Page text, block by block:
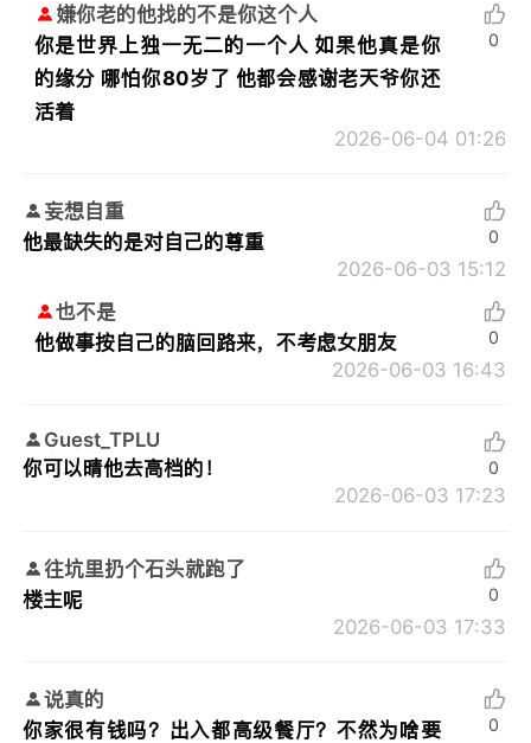
嫌你老的他找的不是你这个人
你是世界上独一无二的一个人 如果他真是你
的缘分 哪怕你80岁了 他都会感谢老天爷你还
活着
2026-06-04 01:26
0
妄想自重
他最缺失的是对自己的尊重
2026-06-03 15:12
0
也不是
他做事按自己的脑回路来，不考虑女朋友
2026-06-03 16:43
0
Guest_TPLU
你可以晴他去高档的！
2026-06-03 17:23
0
往坑里扔个石头就跑了
楼主呢
2026-06-03 17:33
0
说真的
你家很有钱吗？出入都高级餐厅？不然为啥要
0